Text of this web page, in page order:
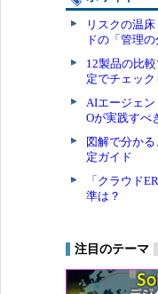
リスクの温
ドの「管理
12製品の比
定でチェッ
AIエージェ
Oが実践すべ
図解で分か
定ガイド
「クラウド
準は？
注目のテーマ